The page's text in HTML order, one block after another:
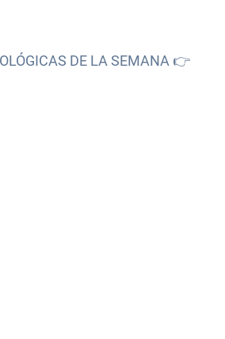
DE LA SEMANA 👉